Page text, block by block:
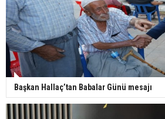
Başkan Hallaç’tan Babalar Günü mesajı